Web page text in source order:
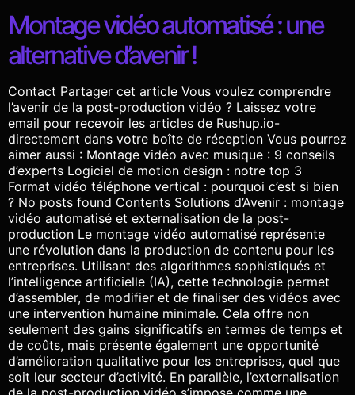
Montage vidéo automatisé : une
alternative d’avenir !
Contact Partager cet article Vous voulez comprendre
l’avenir de la post-production vidéo ? Laissez votre
email pour recevoir les articles de Rushup.io-
directement dans votre boîte de réception Vous pourrez
aimer aussi : Montage vidéo avec musique : 9 conseils
d’experts Logiciel de motion design : notre top 3
Format vidéo téléphone vertical : pourquoi c’est si bien
? No posts found Contents Solutions d’Avenir : montage
vidéo automatisé et externalisation de la post-
production Le montage vidéo automatisé représente
une révolution dans la production de contenu pour les
entreprises. Utilisant des algorithmes sophistiqués et
l’intelligence artificielle (IA), cette technologie permet
d’assembler, de modifier et de finaliser des vidéos avec
une intervention humaine minimale. Cela offre non
seulement des gains significatifs en termes de temps et
de coûts, mais présente également une opportunité
d’amélioration qualitative pour les entreprises, quel que
soit leur secteur d’activité. En parallèle, l’externalisation